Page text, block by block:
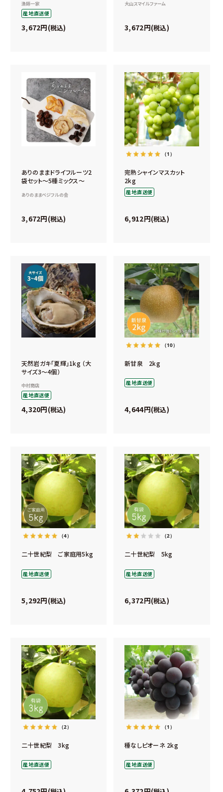
漁師一家
産地直送便
3,672 税込
大山スマイルファーム
3,672 税込
ありのままドライフルーツ2
袋セット～5種ミックス～
ありのままベジフルの会
3,672 税込
（1）
完熟シャインマスカット
2kg
産地直送便
6,912 税込
天然岩ガキ「夏輝」1kg （大
サイズ3～4個）
中村商店
産地直送便
4,320 税込
（10）
新甘泉 2kg
産地直送便
4,644 税込
（4）
二十世紀梨 ご家庭用5kg
産地直送便
5,292 税込
（2）
二十世紀梨 5kg
産地直送便
6,372 税込
（2）
二十世紀梨 3kg
産地直送便
（1）
種なしピオーネ 2kg
産地直送便